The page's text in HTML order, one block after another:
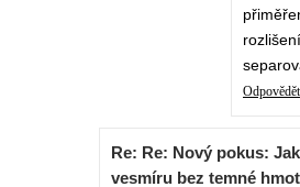
Odpovědět
Re: Re: Nový pokus:
vesmíru bez temné